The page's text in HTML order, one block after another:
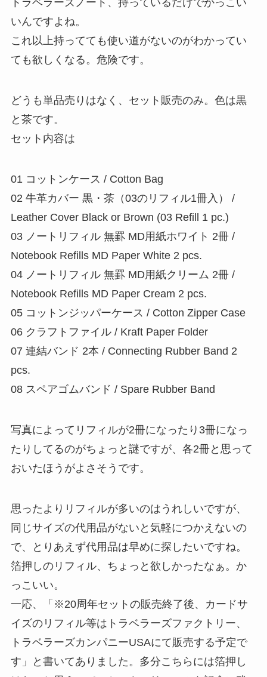
トラベラーズノート、持っているだけでかっこい
いんですよね。
これ以上持ってても使い道がないのがわかってい
ても欲しくなる。危険です。
どうも単品売りはなく、セット販売のみ。色は黒
と茶です。
セット内容は
01 コットンケース / Cotton Bag
02 牛革カバー 黒・茶（03のリフィル1冊入） /
Leather Cover Black or Brown (03 Refill 1 pc.)
03 ノートリフィル 無罫 MD用紙ホワイト 2冊 /
Notebook Refills MD Paper White 2 pcs.
04 ノートリフィル 無罫 MD用紙クリーム 2冊 /
Notebook Refills MD Paper Cream 2 pcs.
05 コットンジッパーケース / Cotton Zipper Case
06 クラフトファイル / Kraft Paper Folder
07 連結バンド 2本 / Connecting Rubber Band 2
pcs.
08 スペアゴムバンド / Spare Rubber Band
写真によってリフィルが2冊になったり3冊になっ
たりしてるのがちょっと謎ですが、各2冊と思って
おいたほうがよさそうです。
思ったよりリフィルが多いのはうれしいですが、
同じサイズの代用品がないと気軽につかえないの
で、とりあえず代用品は早めに探したいですね。
箔押しのリフィル、ちょっと欲しかったなぁ。か
っこいい。
一応、「※20周年セットの販売終了後、カードサ
イズのリフィル等はトラベラーズファクトリー、
トラベラーズカンパニーUSAにて販売する予定で
す」と書いてありました。多分こちらには箔押し